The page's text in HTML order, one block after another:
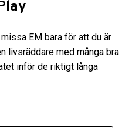
EM bara för att du är
livsräddare med många bra
inför de riktigt långa